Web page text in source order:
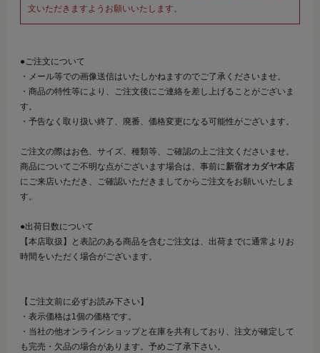
文いただきますようお願いいたします。
●ご注文について
・メール等での画像送信はいたしかねますのでご了承くださいませ。
・商品の特性等により、ご注文後にご連絡を差し上げることがございま
す。
・予告なく取り扱い終了、廃番、価格変更になる可能性がございます。
ご注文の際はお色、サイズ、種類等、ご確認の上ご注文くださいませ。
商品についてご不明な点がございます場合は、事前に新宿オカダヤ本店
にご来店いただき、ご確認いただきましてからご注文をお願いいたしま
す。
●出荷日数について
【本店取扱】と表記のある商品を含むご注文は、出荷までに通常よりお
時間をいただく場合がございます。
【ご注文前に必ずお読み下さい】
・表示価格は1個の価格です。
・当社の他オンラインショップと在庫を共有しており、注文が確定して
も完売・欠品の場合があります。予めご了承下さい。